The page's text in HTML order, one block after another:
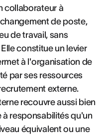
collaborateur à
de poste,
de travail, sans
constitue un levier
à l'organisation de
par ses ressources
externe.
recouvre aussi bien
responsabilités qu'un
équivalent ou une